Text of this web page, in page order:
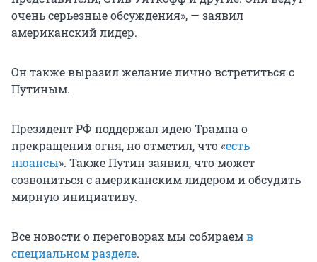
очень серьезные обсуждения», — заявил
американский лидер.
Он также выразил желание лично встретиться с
Путиным.
Президент РФ поддержал идею Трампа о
прекращении огня, но отметил, что «есть
нюансы». Также Путин заявил, что может
созвониться с американским лидером и обсудить
мирную инициативу.
Все новости о переговорах мы собираемв
специальном разделе.